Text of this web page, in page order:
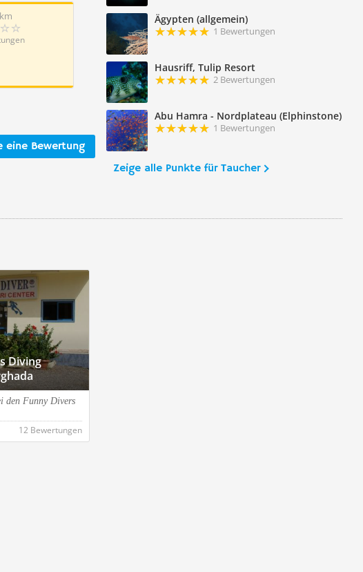
Ägypten (allgemein)
1 Bewertungen
Hausriff, Tulip Resort
2 Bewertungen
Abu Hamra - Nordplateau (Elphinstone)
1 Bewertungen
Zeige alle Punkte für Taucher
eine Bewertung
Diving
den Funny Divers
12 Bewertungen